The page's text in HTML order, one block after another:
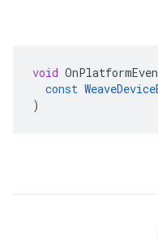
void
const
)